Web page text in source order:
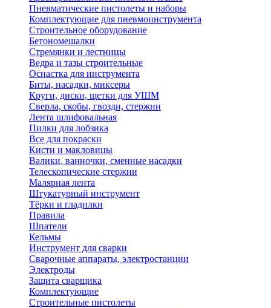
Пневматические пистолеты и наборы
Комплектующие для пневмоинструмента
Строительное оборудование
Бетономешалки
Стремянки и лестницы
Ведра и тазы строительные
Оснастка для инструмента
Биты, насадки, миксеры
Круги, диски, щетки для УШМ
Сверла, скобы, гвозди, стержни
Лента шлифовальная
Пилки для лобзика
Все для покраски
Кисти и макловицы
Валики, ванночки, сменные насадки
Телескопические стержни
Малярная лента
Штукатурный инструмент
Тёрки и гладилки
Правила
Шпатели
Кельмы
Инструмент для сварки
Сварочные аппараты, электростанции
Электроды
Защита сварщика
Комплектующие
Строительные пистолеты